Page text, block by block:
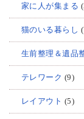
家に人が集まる
猫のいる暮らし
生前整理＆遺品
テレワーク (9)
レイアウト (5)